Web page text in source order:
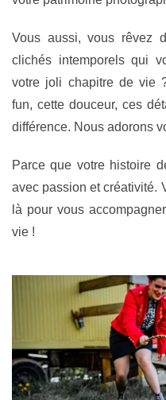
Vous aussi, vous rêvez
clichés intemporels qui
votre joli chapitre de vie
fun, cette douceur, ces
différence. Nous adorons
Parce que votre histoire
avec passion et créativité.
là pour vous
vie !